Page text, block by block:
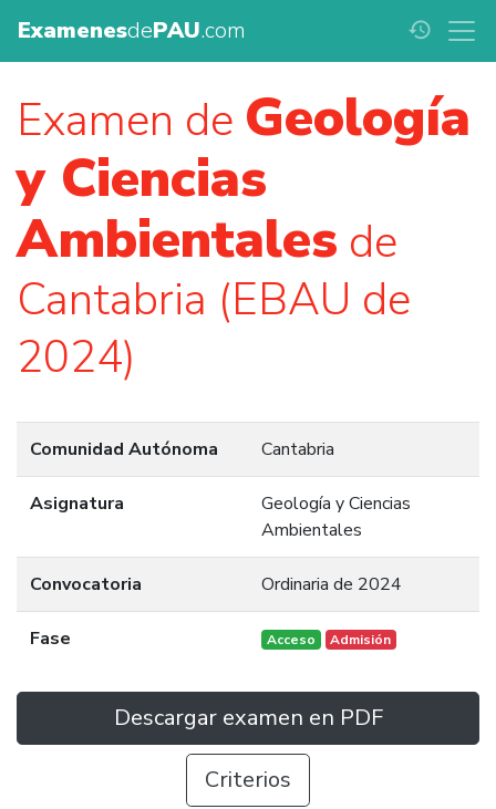
ExamenesdePAU.com history
Examen de Geología
y Ciencias
Ambientales de
Cantabria (EBAU de
2024)
Comunidad Autónoma Cantabria
Asignatura
Geología y Ciencias
Ambientales
Convocatoria Ordinaria de 2024
Fase Acceso Admisión
Descargar examen en PDF
Criterios